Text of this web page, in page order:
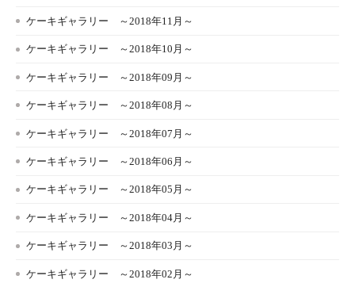
ケーキギャラリー ～2018年11月～
ケーキギャラリー ～2018年10月～
ケーキギャラリー ～2018年09月～
ケーキギャラリー ～2018年08月～
ケーキギャラリー ～2018年07月～
ケーキギャラリー ～2018年06月～
ケーキギャラリー ～2018年05月～
ケーキギャラリー ～2018年04月～
ケーキギャラリー ～2018年03月～
ケーキギャラリー ～2018年02月～